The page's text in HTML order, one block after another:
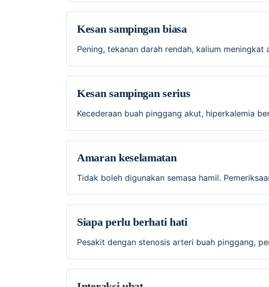
Kesan sampingan biasa
Pening, tekanan darah rendah, kalium
Kesan sampingan serius
Kecederaan buah pinggang akut, hiperkalemia
Amaran keselamatan
Tidak boleh digunakan semasa hamil.
Siapa perlu berhati hati
Pesakit dengan stenosis arteri buah pinggang,